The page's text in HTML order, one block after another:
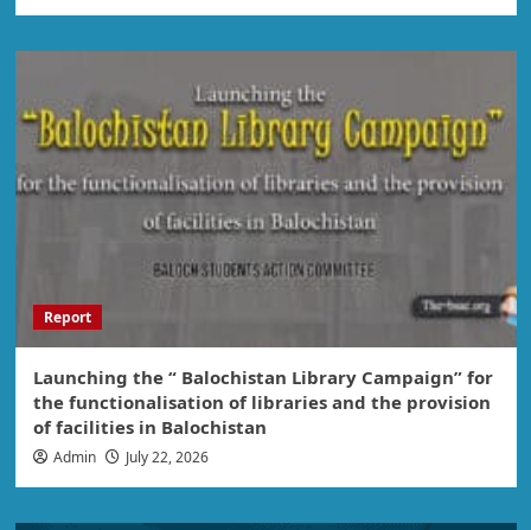
Report
Launching the “ Balochistan Library Campaign” for
the functionalisation of libraries and the provision
of facilities in Balochistan
Admin July 22, 2026